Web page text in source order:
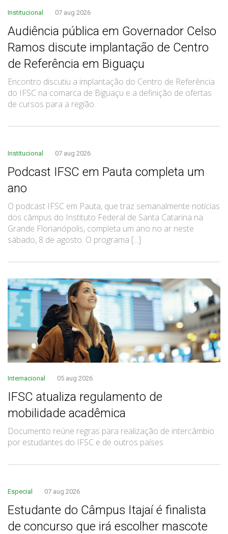
Institucional 07 aug 2026
Audiência pública em Governador Celso
Ramos discute implantação de Centro
de Referência em Biguaçu
Encontro discutiu a implantação do Centro de Referência
do IFSC na comarca de Biguaçu e a definição de ofertas
de cursos para a região.
Institucional 07 aug 2026
Podcast IFSC em Pauta completa um
ano
O podcast IFSC em Pauta, que traz semanalmente notícias
dos câmpus do Instituto Federal de Santa Catarina na
Grande Florianópolis, completa um ano no ar neste
sábado, 8 de agosto. O programa [...]
Internacional 05 aug 2026
IFSC atualiza regulamento de
mobilidade acadêmica
Documento reúne regras para realização de intercâmbio
por estudantes do IFSC e de outros países
Especial 07 aug 2026
Estudante do Câmpus Itajaí é finalista
de concurso que irá escolher mascote